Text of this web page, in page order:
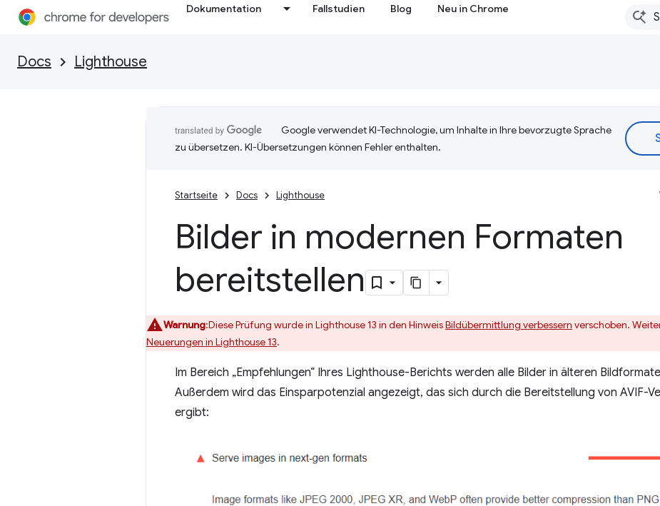
Dokumentation Fallstudien Blog Neu in Chrome
Docs Lighthouse
Google verwendet KI-Technologie, um Inhalte in Ihre bevorzugte Sprache
zu übersetzen. KI-Übersetzungen können Fehler enthalten.
Startseite Docs Lighthouse
Bilder in modernen Formaten
bereitstellen
Warnung:Diese Prüfung wurde in Lighthouse 13 in den HinweisBildübermittlung verbessern verschoben.
Neuerungen in Lighthouse 13.
Im Bereich „Empfehlungen“ Ihres Lighthouse-Berichts werden alle Bilder in älteren
Außerdem wird das Einsparpotenzial angezeigt, das sich durch die Bereitstellung von AVIF-
ergibt: